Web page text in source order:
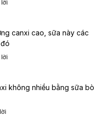
lời
canxi cao, sữa này các
lời
không nhiều bằng sữa bò